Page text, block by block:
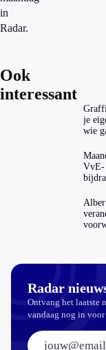
in
Radar.
Ook
interessant
je
wie
VvE-
dat
op je
Radar
Ontvang het laatste
vandaag nog in
E-mailadres: